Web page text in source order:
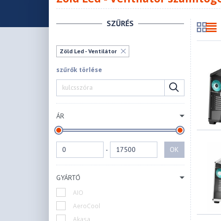
SZŰRÉS
Zöld Led - Ventilátor
szűrők törlése
ÁR
- OK
GYÁRTÓ
AIO
AeroCool
Akasa